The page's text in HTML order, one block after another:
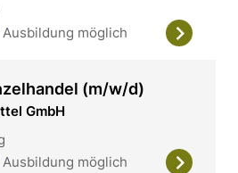
Ausbildung möglich
(m/w/d)
GmbH
Ausbildung möglich